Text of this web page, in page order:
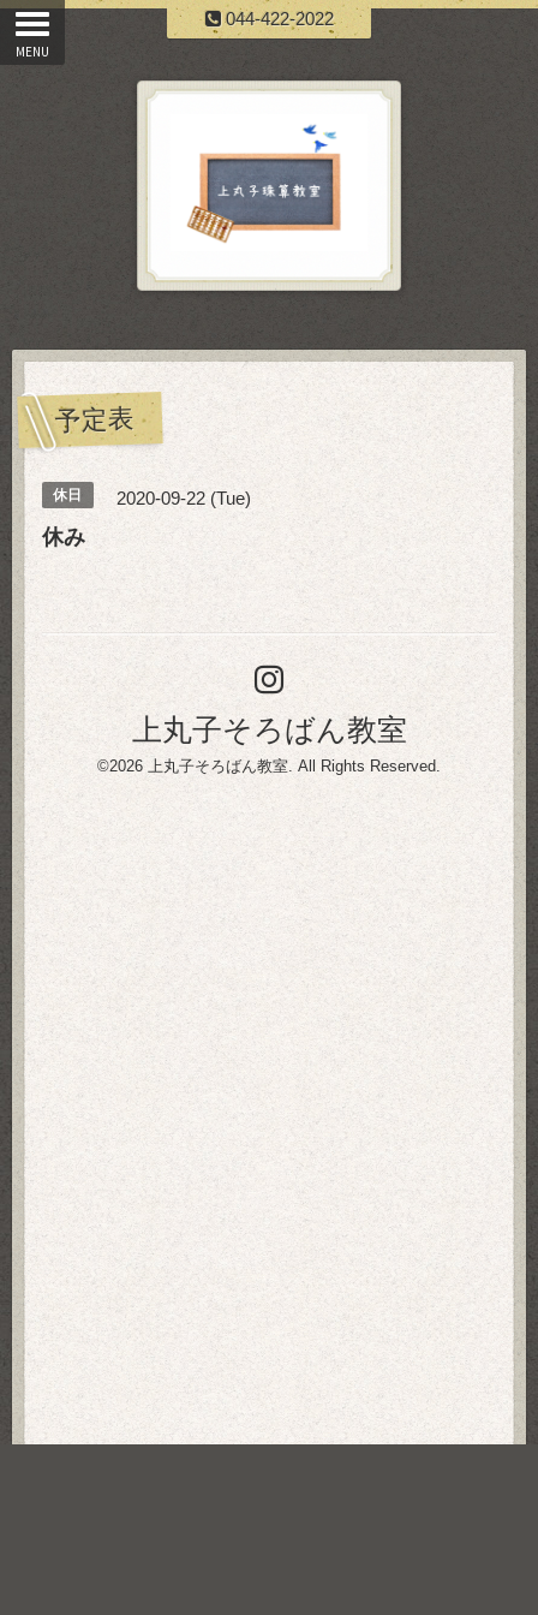
044-422-2022
予定表
休日 2020-09-22 (Tue)
休み
上丸子そろばん教室
©2026 上丸子そろばん教室 . All Rights Reserved.